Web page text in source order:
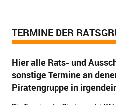
TERMINE DER
Hier alle Rats- und
sonstige Termine an
Piratengruppe in